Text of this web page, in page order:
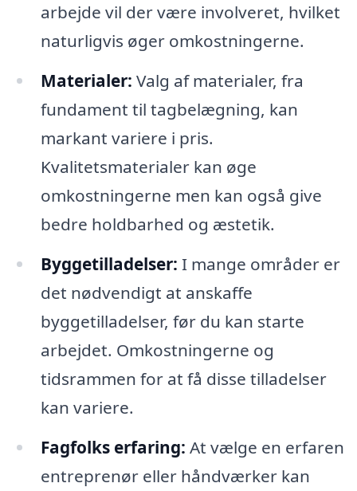
arbejde vil der være involveret, hvilket
naturligvis øger omkostningerne.
Materialer: Valg af materialer, fra
fundament til tagbelægning, kan
markant variere i pris.
Kvalitetsmaterialer kan øge
omkostningerne men kan også give
bedre holdbarhed og æstetik.
Byggetilladelser: I mange områder er
det nødvendigt at anskaffe
byggetilladelser, før du kan starte
arbejdet. Omkostningerne og
tidsrammen for at få disse tilladelser
kan variere.
Fagfolks erfaring: At vælge en erfaren
entreprenør eller håndværker kan